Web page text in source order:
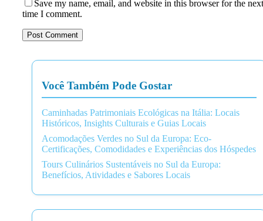
Save my name, email, and website in this browser for the next
time I comment.
Você Também Pode Gostar
Caminhadas Patrimoniais Ecológicas na Itália: Locais
Históricos, Insights Culturais e Guias Locais
Acomodações Verdes no Sul da Europa: Eco-
Certificações, Comodidades e Experiências dos Hóspedes
Tours Culinários Sustentáveis no Sul da Europa:
Benefícios, Atividades e Sabores Locais